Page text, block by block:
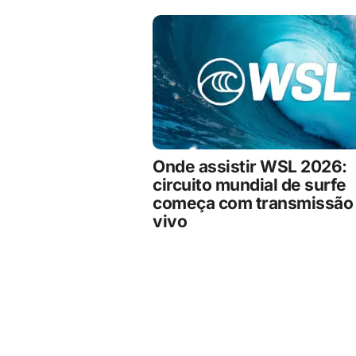
Onde assistir WSL 2026:
circuito mundial de surfe
começa com transmissão
vivo